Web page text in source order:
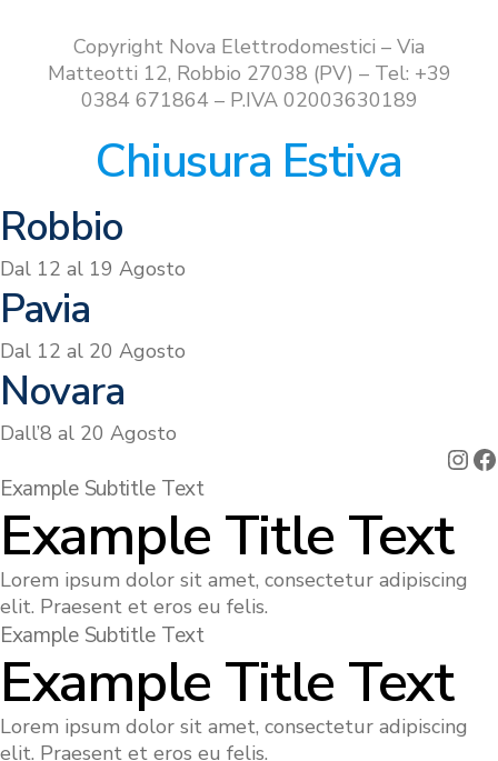
Copyright Nova Elettrodomestici – Via
Matteotti 12, Robbio 27038 (PV) – Tel: +39
0384 671864 – P.IVA 02003630189
Chiusura Estiva
Robbio
Dal 12 al 19 Agosto
Pavia
Dal 12 al 20 Agosto
Novara
Dall’8 al 20 Agosto
Example Subtitle Text
Example Title Text
Lorem ipsum dolor sit amet, consectetur adipiscing
elit. Praesent et eros eu felis.
Example Subtitle Text
Example Title Text
Lorem ipsum dolor sit amet, consectetur adipiscing
elit. Praesent et eros eu felis.